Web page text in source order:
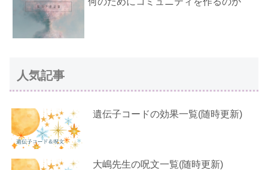
人気記事
遺伝子コードの効果一覧(随時更新)
大嶋先生の呪文一覧(随時更新)